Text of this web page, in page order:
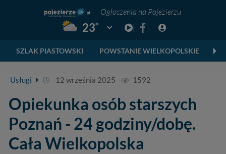
Ogłoszenia na Pojezierzu
23° Pogoda: Gniezno
SZLAK PIASTOWSKI POWSTANIE WIELKOPOLSKIE
Usługi 12 września 2025 1592
Opiekunka osób starszych
Poznań - 24 godziny/dobę.
Cała Wielkopolska